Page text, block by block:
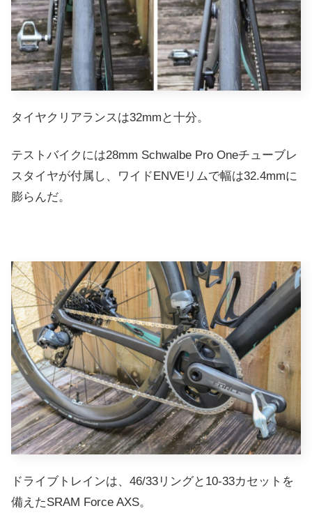
タイヤクリアランスは32mmと十分。
テストバイクには28mm Schwalbe Pro Oneチューブレ
スタイヤが付属し、ワイドENVEリムで幅は32.4mmに
膨らんだ。
ドライブトレインは、46/33リングと10-33カセットを
備えたSRAM Force AXS。